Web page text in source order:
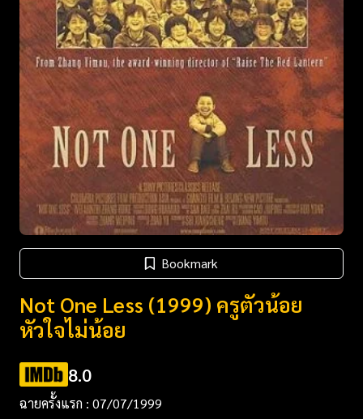
Bookmark
Not One Less (1999) ครูตัวน้อย
หัวใจไม่น้อย
8.0
ฉายครั้งแรก : 07/07/1999